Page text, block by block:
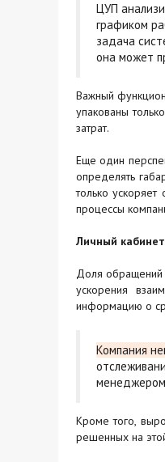
ЦУП
графиком
задача
она может
Важный
упакованы
затрат.
Еще один
определять
только
процессы
Личный
Доля обращений
ускорения
информацию о
Компания
Кроме того,
решенных на